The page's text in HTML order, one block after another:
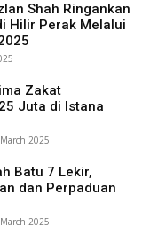
Shah Ringankan
Hilir Perak Melalui
Zakat
Juta di Istana
2025
Batu 7 Lekir,
dan Perpaduan
2025